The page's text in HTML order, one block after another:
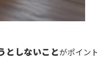
としないことがポイン